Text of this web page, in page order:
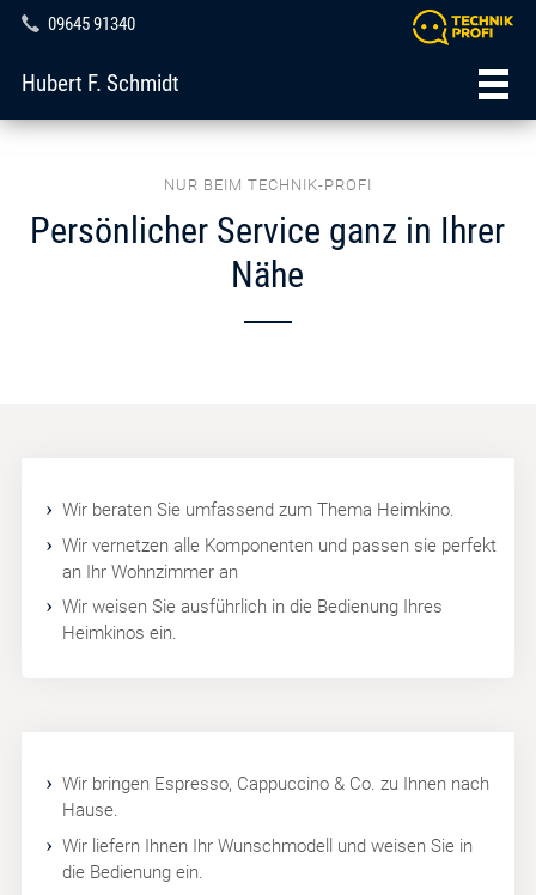
09645 91340
Hubert F. Schmidt
NUR BEIM TECHNIK-PROFI
Persönlicher Service ganz in Ihrer
Nähe
Wir beraten Sie umfassend zum Thema Heimkino.
Wir vernetzen alle Komponenten und passen sie perfekt
an Ihr Wohnzimmer an
Wir weisen Sie ausführlich in die Bedienung Ihres
Heimkinos ein.
Wir bringen Espresso, Cappuccino & Co. zu Ihnen nach
Hause.
Wir liefern Ihnen Ihr Wunschmodell und weisen Sie in
die Bedienung ein.